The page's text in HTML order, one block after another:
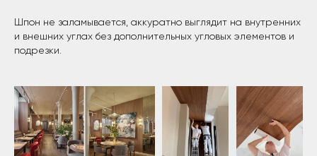
Шпон не заламывается, аккуратно выглядит на внутренних
и внешних углах без дополнительных угловых элементов и
подрезки.